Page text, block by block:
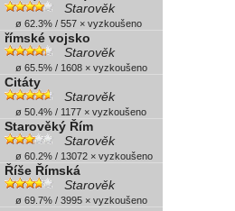
Starověk
ø 62.3% / 557 × vyzkoušeno
římské vojsko
Starověk
ø 65.5% / 1608 × vyzkoušeno
Citáty
Starověk
ø 50.4% / 1177 × vyzkoušeno
Starověký Řím
Starověk
ø 60.2% / 13072 × vyzkoušeno
Říše Římská
Starověk
ø 69.7% / 3995 × vyzkoušeno